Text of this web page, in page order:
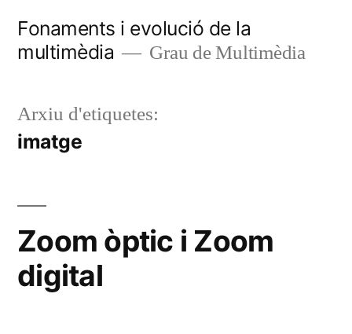
Fonaments i evolució de la
multimèdia
Grau de Multimèdia
Arxiu d'etiquetes:
imatge
Zoom òptic i Zoom
digital